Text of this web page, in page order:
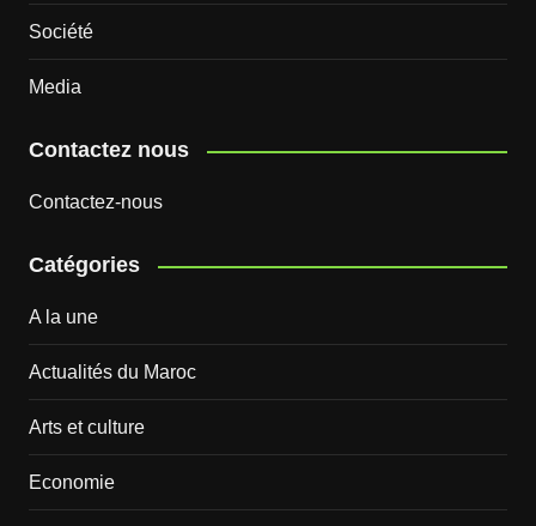
Société
Media
Contactez nous
Contactez-nous
Catégories
A la une
Actualités du Maroc
Arts et culture
Economie